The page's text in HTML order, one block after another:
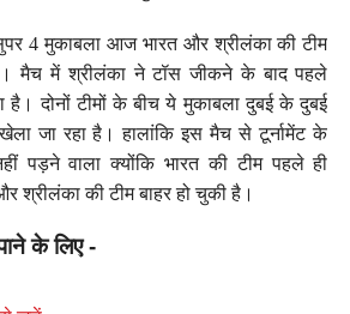
4 मुकाबला आज भारत और श्रीलंका की टीम
मैच में श्रीलंका ने टॉस जीकने के बाद पहले
है। दोनों टीमों के बीच ये मुकाबला दुबई के दुबई
जा रहा है। हालांकि इस मैच से टूर्नामेंट के
पड़ने वाला क्योंकि भारत की टीम पहले ही
श्रीलंका की टीम बाहर हो चुकी है।
के लिए -